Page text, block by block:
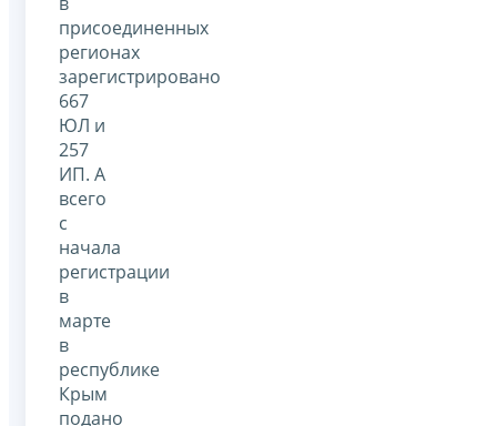
присоединенных
регионах
зарегистрировано
667
ЮЛ и
257
ИП. А
всего
с
начала
регистрации
в
марте
в
республике
Крым
подано